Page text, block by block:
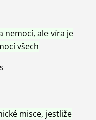
nemocí, ale víra je
všech
misce, jestliže